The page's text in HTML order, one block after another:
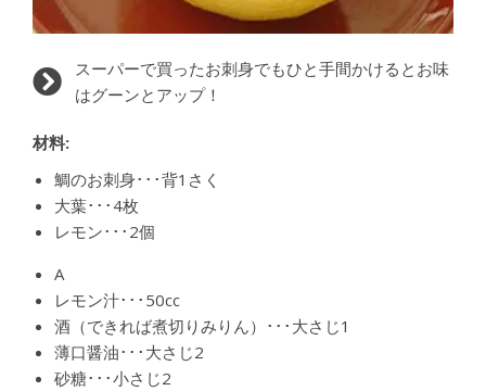
スーパーで買ったお刺身でもひと手間かけるとお味
はグーンとアップ！
材料:
鯛のお刺身･･･背1さく
大葉･･･4枚
レモン･･･2個
A
レモン汁･･･50cc
酒（できれば煮切りみりん）･･･大さじ1
薄口醤油･･･大さじ2
砂糖･･･小さじ2